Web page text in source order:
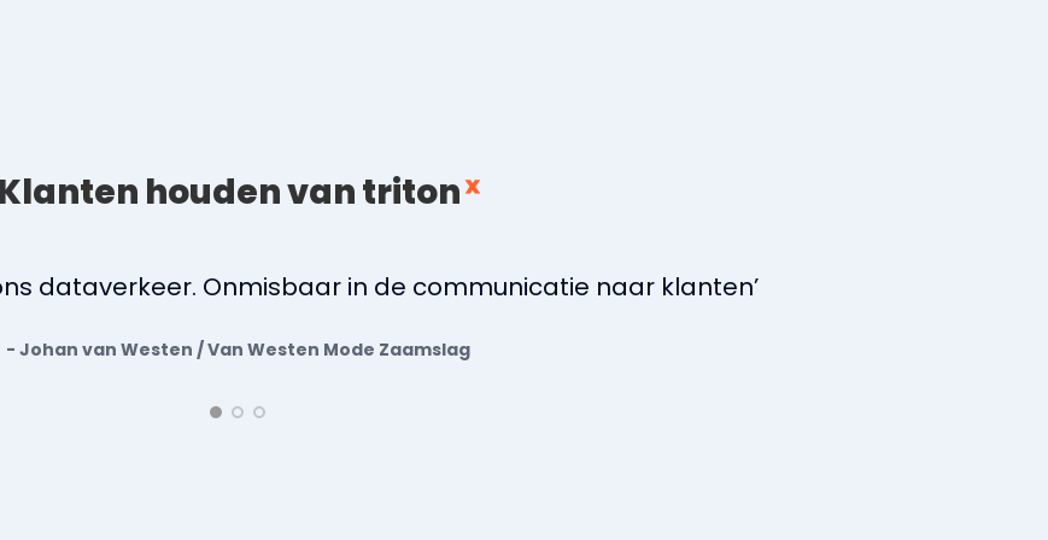
Klanten houden van triton
dataverkeer. Onmisbaar in de communicatie naar klanten’
- Johan van Westen / Van Westen Mode Zaamslag